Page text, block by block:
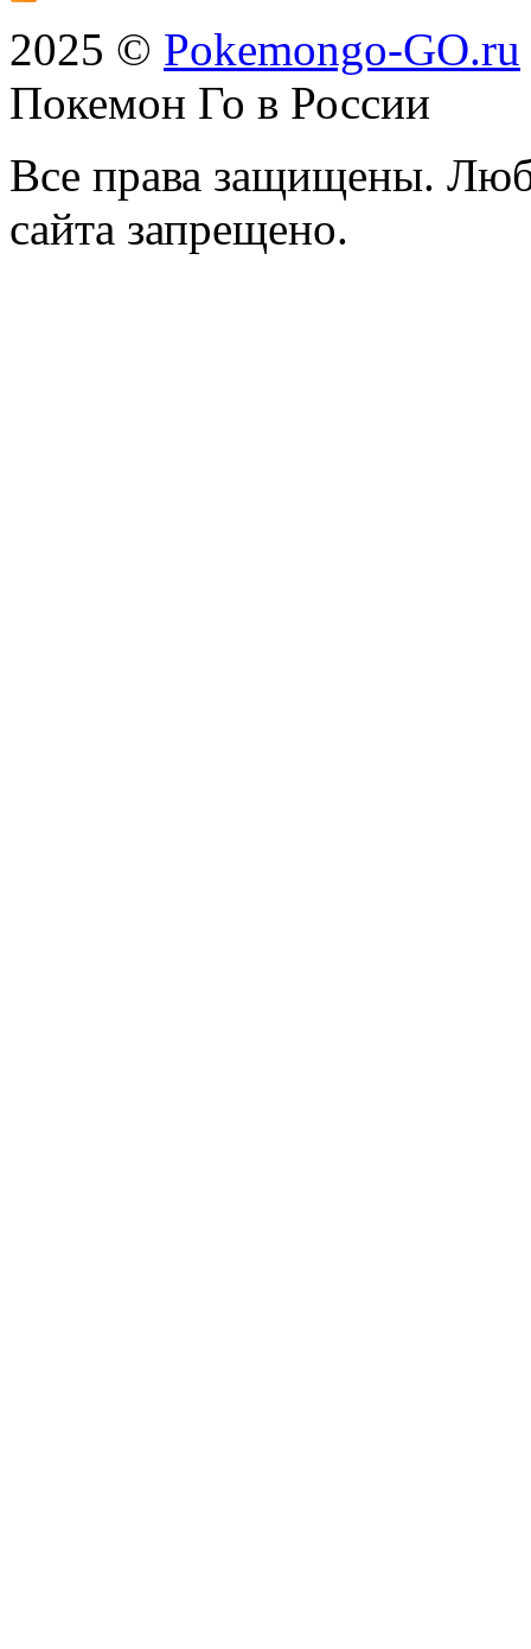
2025 © Pokemongo-GO.ru
Покемон Го в России
Все права защищены.
сайта запрещено.